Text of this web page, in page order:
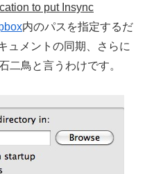
to put Insync
内のパスを指定するだ
ュメントの同期、さらに
二鳥と言うわけです。